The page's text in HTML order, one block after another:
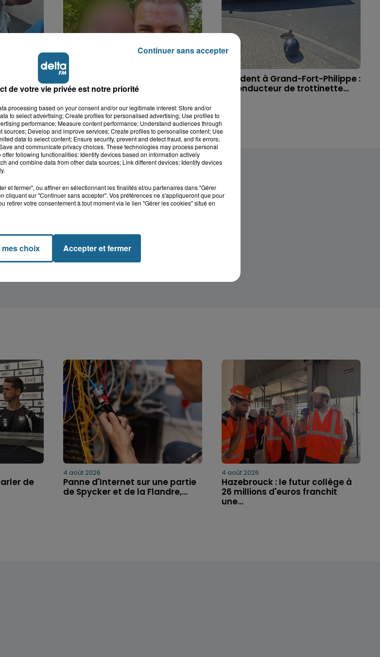
allé
Disparition inquiétante à
Cappelle-la-Grande : Michael,
Accident à Grand-Fort-Philippe :
le conducteur de trottinette...
de
4 août 2026
Panne d'Internet sur une partie
de Spycker et de la Flandre,...
4 août 2026
Hazebrouck : le futur collège à
26 millions d'euros franchit
une...
de votre vie privée est notre priorité
processing based on your consent and/or our legitimate interest: Store and/or
to select advertising; Create profiles for personalised advertising; Use profiles to
performance; Measure content performance; Understand audiences through
sources; Develop and improve services; Create profiles to personalise content; Use
data to select content; Ensure security, prevent and detect fraud, and fix errors;
and communicate privacy choices. These technologies may process personal
following functionalities: Identify devices based on information actively
and combine data from other data sources; Link different devices; Identify devices
et fermer", ou affiner en sélectionnant les finalités et/ou partenaires dans "Gérer
cliquant sur "Continuer sans accepter". Vos préférences ne s'appliqueront que pour
retirer votre consentement à tout moment via le lien "Gérer les cookies" situé en
mes choix Accepter et fermer
Continuer sans accepter